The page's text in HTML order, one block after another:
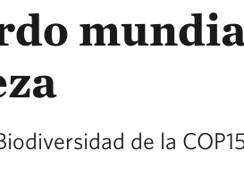
de la